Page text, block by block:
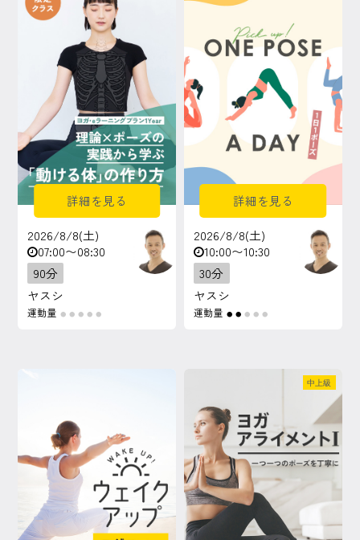
ログイン
会員規約について
クラス参加にあたっての同意書
特定商取引にかかわる表示
プライバシーポリシー
詳細を見る
2026/8/8(土)
07:00〜08:30
90分
ヤスシ
運動量 ● ● ● ● ●
詳細を見る
2026/8/8(土)
10:00〜10:30
30分
ヤスシ
運動量 ● ● ● ● ●
中上級